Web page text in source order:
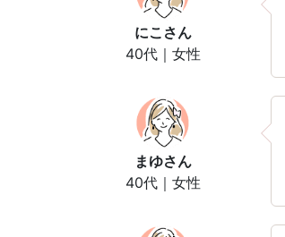
にこ さん
40代｜女性
まゆさん
40代｜女性